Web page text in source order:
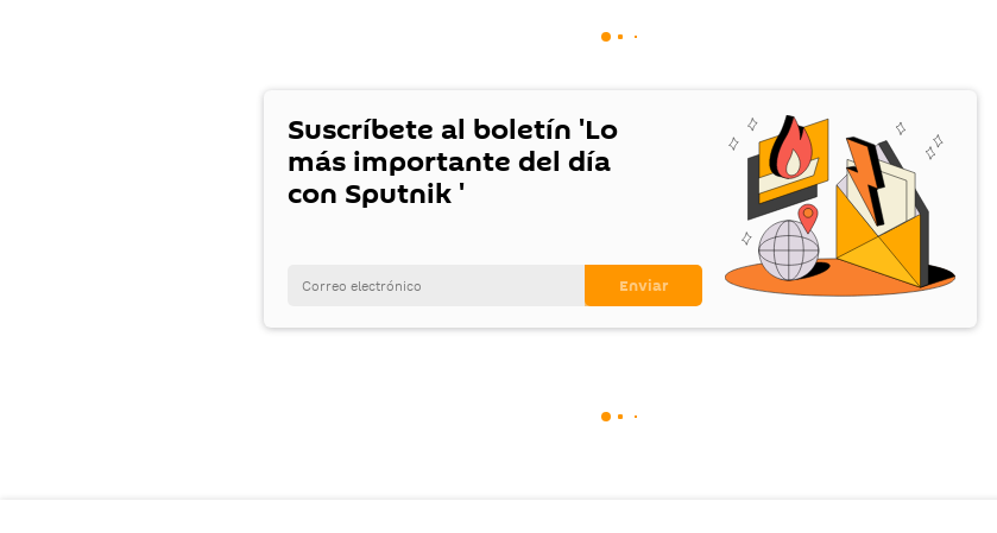
Suscríbete al boletín 'Lo
más importante del día
con Sputnik '